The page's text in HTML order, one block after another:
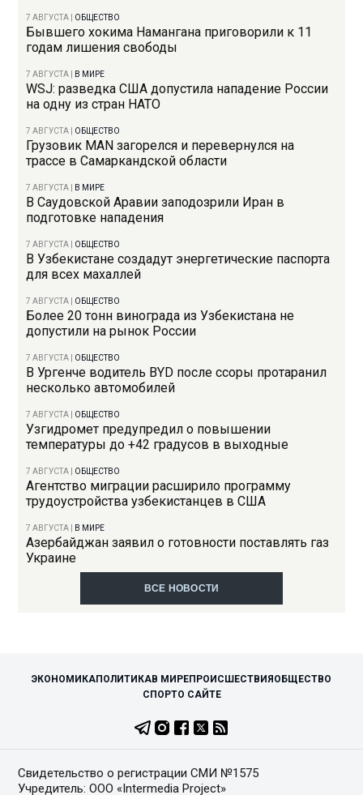
7 АВГУСТА ОБЩЕСТВО
Бывшего хокима Намангана приговорили к 11
годам лишения свободы
7 АВГУСТА В МИРЕ
WSJ: разведка США допустила нападение России
на одну из стран НАТО
7 АВГУСТА ОБЩЕСТВО
Грузовик MAN загорелся и перевернулся на
трассе в Самаркандской области
7 АВГУСТА В МИРЕ
В Саудовской Аравии заподозрили Иран в
подготовке нападения
7 АВГУСТА ОБЩЕСТВО
В Узбекистане создадут энергетические паспорта
для всех махаллей
7 АВГУСТА ОБЩЕСТВО
Более 20 тонн винограда из Узбекистана не
допустили на рынок России
7 АВГУСТА ОБЩЕСТВО
В Ургенче водитель BYD после ссоры протаранил
несколько автомобилей
7 АВГУСТА ОБЩЕСТВО
Узгидромет предупредил о повышении
температуры до +42 градусов в выходные
7 АВГУСТА ОБЩЕСТВО
Агентство миграции расширило программу
трудоустройства узбекистанцев в США
7 АВГУСТА В МИРЕ
Азербайджан заявил о готовности поставлять газ
Украине
ВСЕ НОВОСТИ
ЭКОНОМИКАПОЛИТИКАВ МИРЕПРОИСШЕСТВИЯ ОБЩЕСТВО
СПОРТО САЙТЕ
Свидетельство о регистрации СМИ №1575
Учредитель: ООО «Intermedia Project»